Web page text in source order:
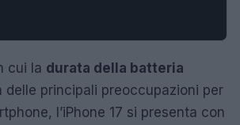
cui la durata della batteria
delle principali preoccupazioni per
l’iPhone 17 si presenta con